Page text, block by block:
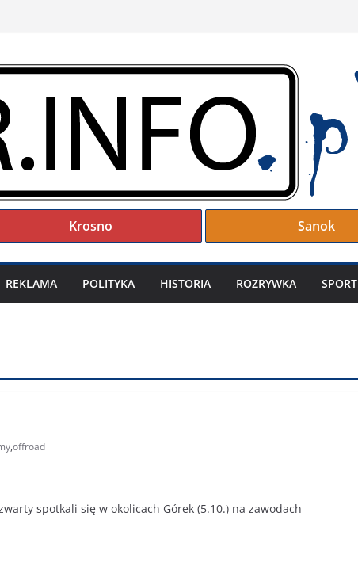
Krosno Sanok
REKLAMA POLITYKA HISTORIA ROZRYWKA SPORT
,offroad
spotkali się w okolicach Górek (5.10.) na zawodach